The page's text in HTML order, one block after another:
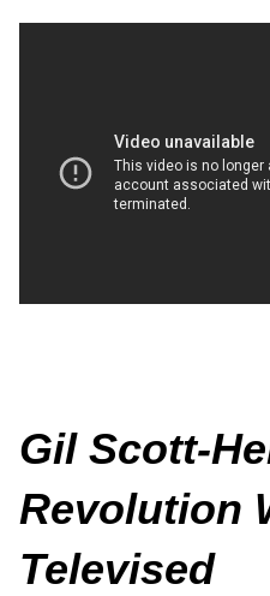
Gil Scott-
Revolution
Televised